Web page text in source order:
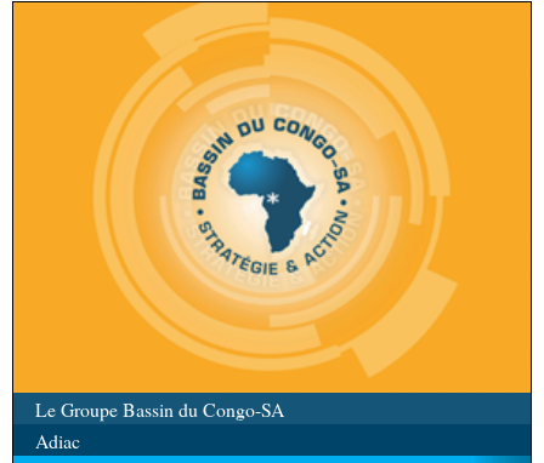
Le Groupe Bassin du Congo-SA
Adiac